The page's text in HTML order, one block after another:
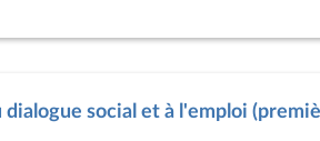
social et à l'emploi